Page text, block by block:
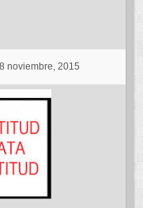
noviembre, 2015